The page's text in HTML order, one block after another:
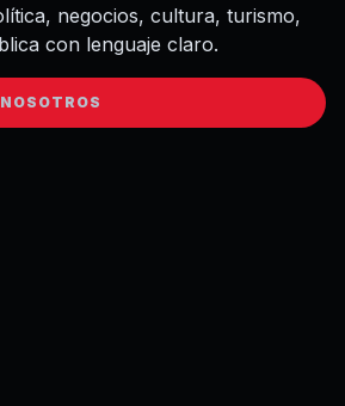
negocios, cultura, turismo,
con lenguaje claro.